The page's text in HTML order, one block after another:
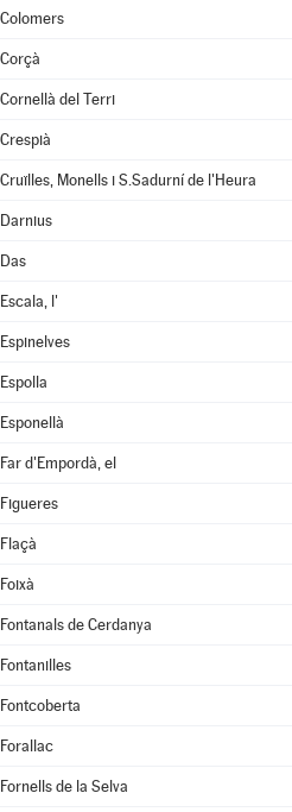
Colomers
Corçà
Cornellà del Terri
Crespià
Cruïlles, Monells i S.Sadurní de l'Heura
Darnius
Das
Escala, l'
Espinelves
Espolla
Esponellà
Far d'Empordà, el
Figueres
Flaçà
Foixà
Fontanals de Cerdanya
Fontanilles
Fontcoberta
Forallac
Fornells de la Selva